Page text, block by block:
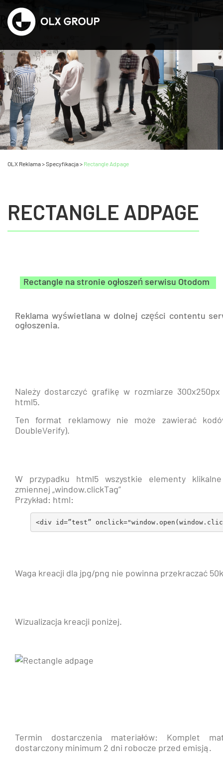
OLX Reklama>Specyfikacja> Rectangle Adpage
RECTANGLE ADPAGE
Rectangle na stronie ogłoszeń serwisu Otodom
Reklama wyświetlana w dolnej części contentu
ogłoszenia.
Należy dostarczyć grafikę w rozmiarze
html5.
Ten format reklamowy nie może zawierać
DoubleVerify).
W przypadku html5 wszystkie elementy
zmiennej „window.clickTag”
Przykład: html:
<div id=”test”
Waga kreacji dla jpg/png nie powinna przekraczać
Wizualizacja kreacji poniżej.
Termin dostarczenia materiałów: Komplet
dostarczony minimum 2 dni robocze przed emisją.